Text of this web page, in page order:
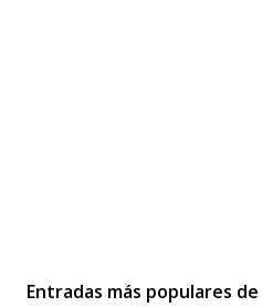
Entradas más populares